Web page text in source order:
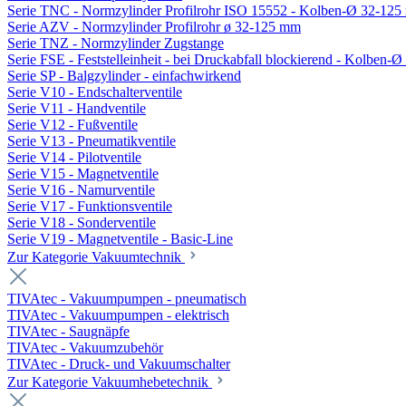
Serie TNC - Normzylinder Profilrohr ISO 15552 - Kolben-Ø 32-125
Serie AZV - Normzylinder Profilrohr ø 32-125 mm
Serie TNZ - Normzylinder Zugstange
Serie FSE - Feststelleinheit - bei Druckabfall blockierend - Kolben-Ø
Serie SP - Balgzylinder - einfachwirkend
Serie V10 - Endschalterventile
Serie V11 - Handventile
Serie V12 - Fußventile
Serie V13 - Pneumatikventile
Serie V14 - Pilotventile
Serie V15 - Magnetventile
Serie V16 - Namurventile
Serie V17 - Funktionsventile
Serie V18 - Sonderventile
Serie V19 - Magnetventile - Basic-Line
Zur Kategorie Vakuumtechnik
TIVAtec - Vakuumpumpen - pneumatisch
TIVAtec - Vakuumpumpen - elektrisch
TIVAtec - Saugnäpfe
TIVAtec - Vakuumzubehör
TIVAtec - Druck- und Vakuumschalter
Zur Kategorie Vakuumhebetechnik